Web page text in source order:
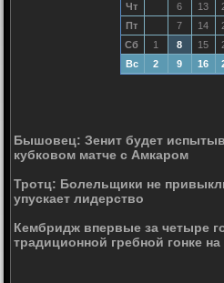
Чт
6 13
Пт
7 14
Сб
1 8 15
Вс
2 9 16
Бышовец: Зенит будет
кубковом матче с Амкаром
Тротц: Болельщики не
упускает лидерство
Кембридж впервые за четыре
традиционной гребной гонке на